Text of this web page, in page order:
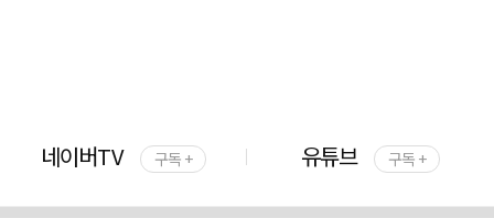
네이버TV 구독 + 유튜브 구독 +